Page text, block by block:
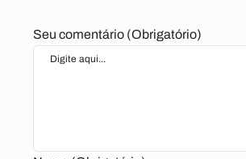
Seu comentário (Obrigatório)